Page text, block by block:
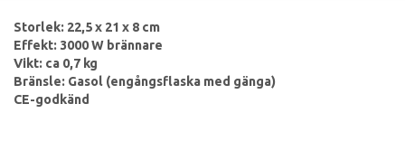
Storlek: 22,5 x 21 x 8 cm
Effekt: 3000 W brännare
Vikt: ca 0,7 kg
Bränsle: Gasol (engångsflaska med gänga)
CE-godkänd